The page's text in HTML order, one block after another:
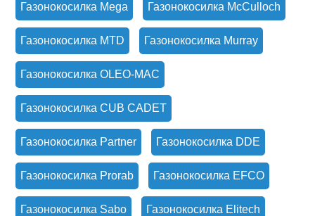
Газонокосилка Mega Газонокосилка McCulloch
Газонокосилка MTD Газонокосилка Murray
Газонокосилка OLEO-MAC
Газонокосилка CUB CADET
Газонокосилка Partner Газонокосилка DDE
Газонокосилка Prorab Газонокосилка EFCO
Газонокосилка Sabo Газонокосилка Elitech